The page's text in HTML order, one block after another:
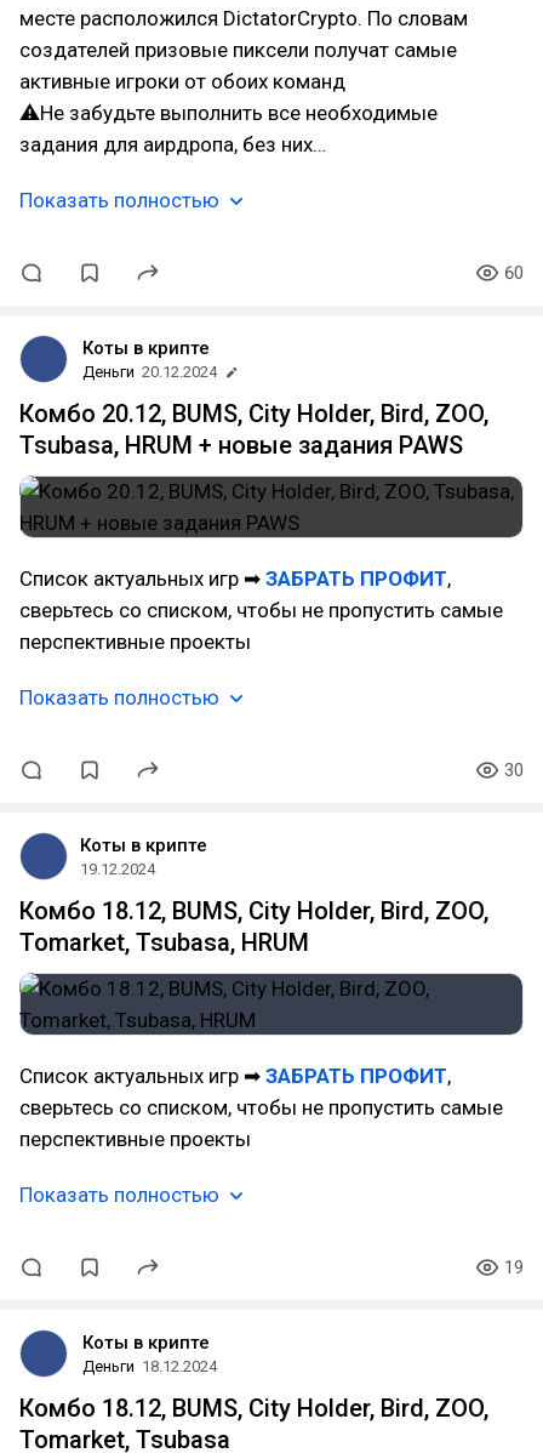
месте расположился DictatorCrypto. По словам
создателей призовые пиксели получат самые
активные игроки от обоих команд
⚠Не забудьте выполнить все необходимые
задания для аирдропа, без них…
Показать полностью
60
Коты в крипте
Деньги 20.12.2024
Комбо 20.12, BUMS, City Holder, Bird, ZOO,
Tsubasa, HRUM + новые задания PAWS
Список актуальных игр ➡ ЗАБРАТЬ ПРОФИТ,
сверьтесь со списком, чтобы не пропустить самые
перспективные проекты
Показать полностью
30
Коты в крипте
19.12.2024
Комбо 18.12, BUMS, City Holder, Bird, ZOO,
Tomarket, Tsubasa, HRUM
Список актуальных игр ➡ ЗАБРАТЬ ПРОФИТ,
сверьтесь со списком, чтобы не пропустить самые
перспективные проекты
Показать полностью
19
Коты в крипте
Деньги 18.12.2024
Комбо 18.12, BUMS, City Holder, Bird, ZOO,
Tomarket, Tsubasa